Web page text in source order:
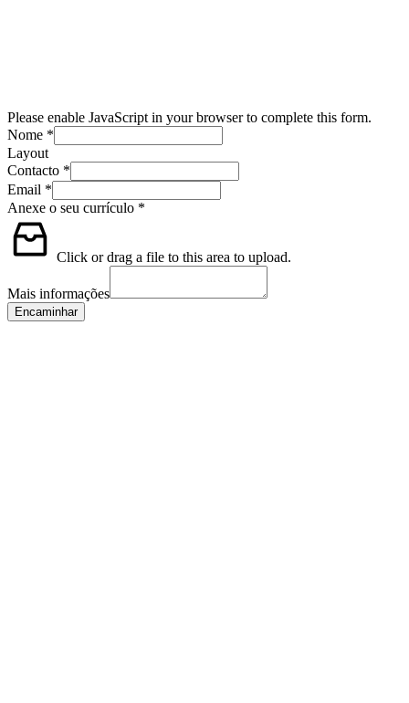
Please enable JavaScript in your browser to complete this form.
Nome *
Layout
Contacto *
Email *
Anexe o seu currículo *
Click or drag a file to this area to upload.
Mais informações
Encaminhar